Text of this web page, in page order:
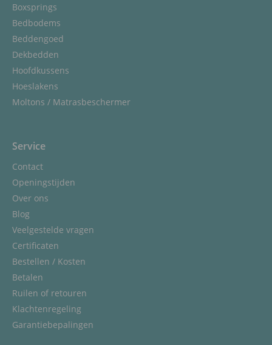
Boxsprings
Bedbodems
Beddengoed
Dekbedden
Hoofdkussens
Hoeslakens
Moltons / Matrasbeschermer
Service
Contact
Openingstijden
Over ons
Blog
Veelgestelde vragen
Certificaten
Bestellen / Kosten
Betalen
Ruilen of retouren
Klachtenregeling
Garantiebepalingen